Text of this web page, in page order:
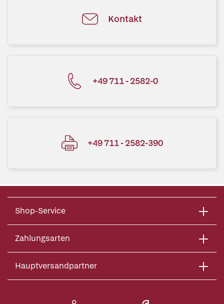
Kontakt
+49 711 - 2582-0
+49 711 - 2582-390
Shop-Service
Zahlungsarten
Hauptversandpartner